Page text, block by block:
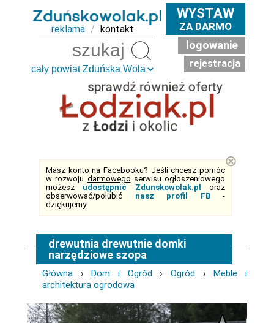
reklama / kontakt
WYSTAW
ZA DARMO
logowanie
rejestracja
Masz konto na Facebooku? Jeśli chcesz pomóc
w rozwoju darmowego serwisu ogłoszeniowego
możesz udostępnić Zdunskowolak.pl
oraz
obserwować/polubić nasz profil FB-
dziękujemy!
⊗
drewutnia drewutnie domki
narzędziowe szopa
Główna ›Dom i Ogród ›Ogród ›Meble i
architektura ogrodowa